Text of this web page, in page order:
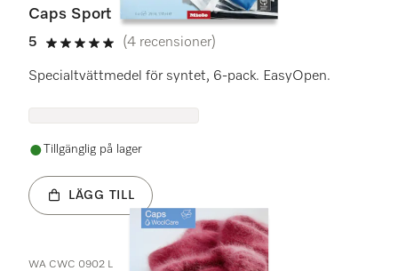
Caps Sport
5
5 stars out of 5
(4 recensioner)
Specialtvättmedel för syntet, 6-pack. EasyOpen.
Tillgänglig på lager
LÄGG TILL
WA CWC 0902 L